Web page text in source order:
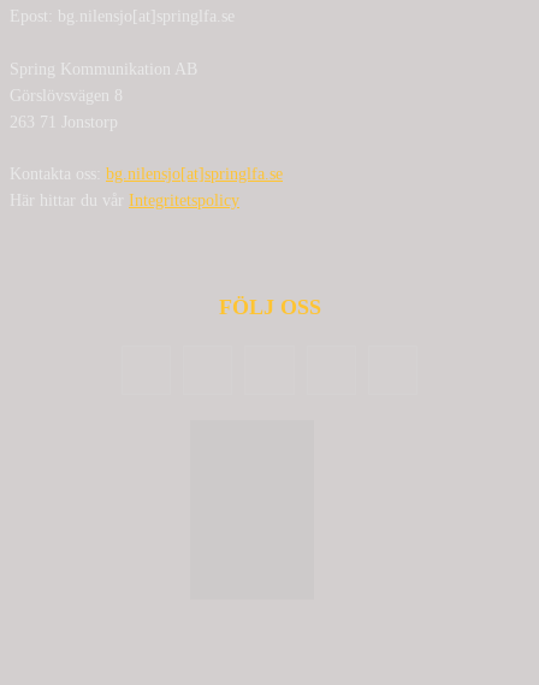
Epost: bg.nilensjo[at]springlfa.se
Spring Kommunikation AB
Görslövsvägen 8
263 71 Jonstorp
Kontakta oss: bg.nilensjo[at]springlfa.se
Här hittar du vår Integritetspolicy
FÖLJ OSS